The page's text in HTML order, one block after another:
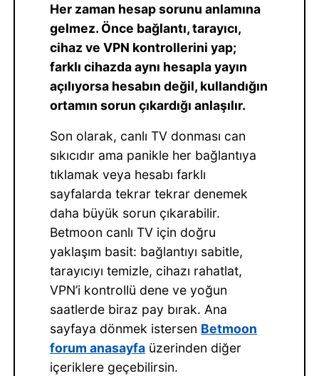
Her zaman hesap sorunu anlamına
gelmez. Önce bağlantı, tarayıcı,
cihaz ve VPN kontrollerini yap;
farklı cihazda aynı hesapla yayın
açılıyorsa hesabın değil, kullandığın
ortamın sorun çıkardığı anlaşılır.
Son olarak, canlı TV donması can
sıkıcıdır ama panikle her bağlantıya
tıklamak veya hesabı farklı
sayfalarda tekrar tekrar denemek
daha büyük sorun çıkarabilir.
Betmoon canlı TV için doğru
yaklaşım basit: bağlantıyı sabitle,
tarayıcıyı temizle, cihazı rahatlat,
VPN’i kontrollü dene ve yoğun
saatlerde biraz pay bırak. Ana
sayfaya dönmek istersen Betmoon
forum anasayfa üzerinden diğer
içeriklere geçebilirsin.